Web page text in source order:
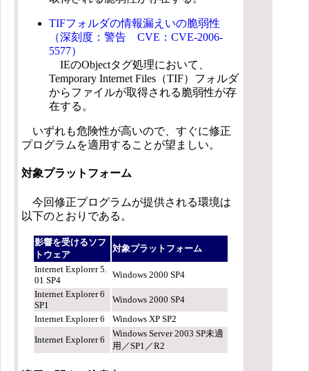
TIFフォルダの情報漏えいの脆弱性
（深刻度：警告 CVE：CVE-2006-
5577）
IEのObjectタグ処理において、
Temporary Internet Files（TIF）フォルダ
からファイルが取得される脆弱性が存
在する。
いずれも危険性が高いので、すぐに修正
プログラムを適用することが望ましい。
対象プラットフォーム
今回修正プログラムが提供される環境は
以下のとおりである。
影響を受けるソフ
トウェア
対象プラットフォーム
Internet Explorer 5.
01 SP4
Windows 2000 SP4
Internet Explorer 6
SP1
Windows 2000 SP4
Internet Explorer 6
Windows XP SP2
Internet Explorer 6
Windows Server 2003 SP未適
用／SP1／R2